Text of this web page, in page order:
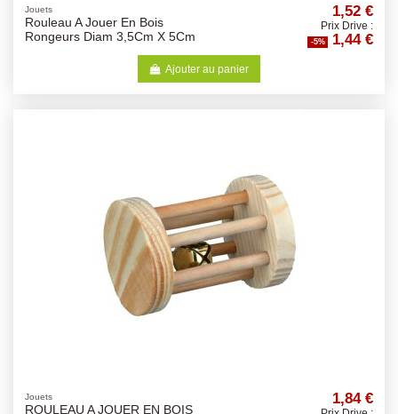
Jouets
Rouleau A Jouer En Bois
Rongeurs Diam 3,5Cm X 5Cm
1,52 €
Prix Drive :
-5% 1,44 €
Ajouter au panier
Jouets
ROULEAU A JOUER EN BOIS
1,84 €